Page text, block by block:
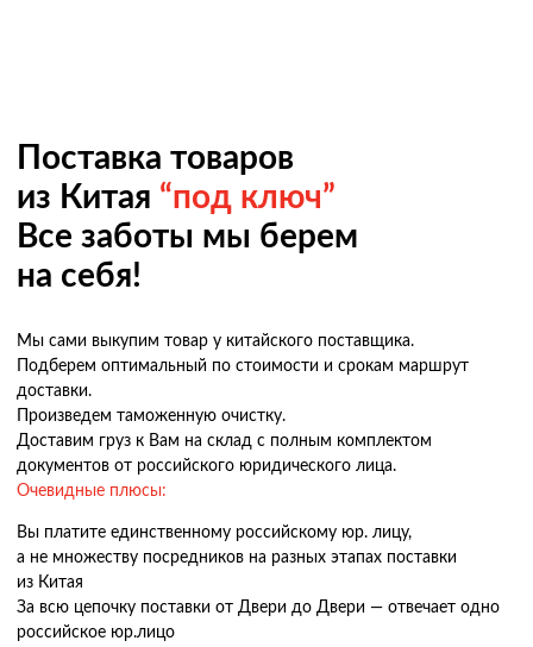
Поставка товаров
из Китая “под ключ”
Все заботы мы берем
на себя!
Мы сами выкупим товар у китайского поставщика.
Подберем оптимальный по стоимости и срокам маршрут
доставки.
Произведем таможенную очистку.
Доставим груз к Вам на склад с полным комплектом
документов от российского юридического лица.
Очевидные плюсы:
Вы платите единственному российскому юр. лицу,
а не множеству посредников на разных этапах поставки
из Китая
За всю цепочку поставки от Двери до Двери — отвечает одно
российское юр.лицо